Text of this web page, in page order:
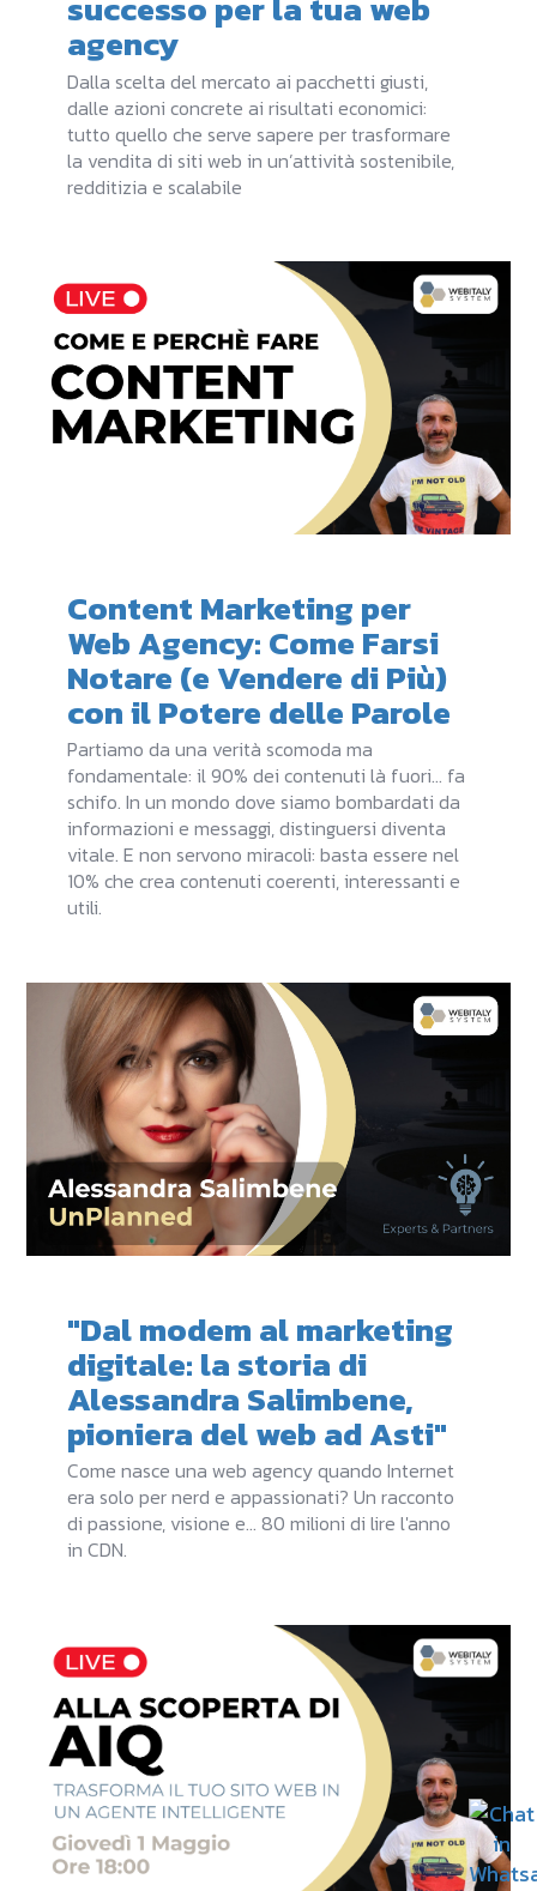
agency
Dalla scelta del mercato ai pacchetti giusti,
dalle azioni concrete ai risultati economici:
tutto quello che serve sapere per trasformare
la vendita di siti web in un’attività sostenibile,
redditizia e scalabile
Content Marketing per
Web Agency: Come Farsi
Notare (e Vendere di Più)
con il Potere delle Parole
Partiamo da una verità scomoda ma
fondamentale: il 90% dei contenuti là fuori... fa
schifo. In un mondo dove siamo bombardati da
informazioni e messaggi, distinguersi diventa
vitale. E non servono miracoli: basta essere nel
10% che crea contenuti coerenti, interessanti e
utili.
"Dal modem al marketing
digitale: la storia di
Alessandra Salimbene,
pioniera del web ad Asti"
Come nasce una web agency quando Internet
era solo per nerd e appassionati? Un racconto
di passione, visione e... 80 milioni di lire l'anno
in CDN.